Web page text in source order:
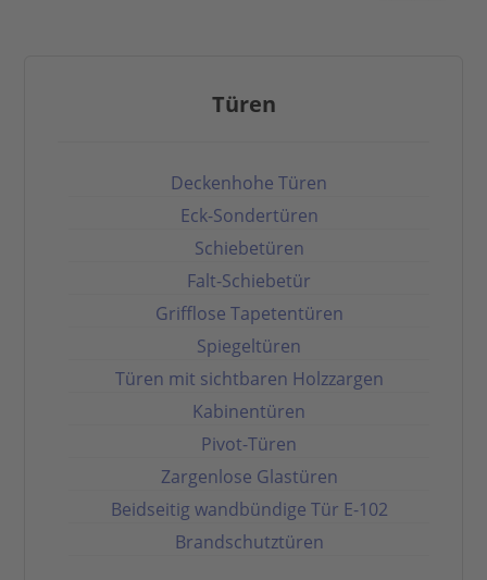
Türen
Deckenhohe Türen
Eck-Sondertüren
Schiebetüren
Falt-Schiebetür
Grifflose Tapetentüren
Spiegeltüren
Türen mit sichtbaren Holzzargen
Kabinentüren
Pivot-Türen
Zargenlose Glastüren
Beidseitig wandbündige Tür E-102
Brandschutztüren